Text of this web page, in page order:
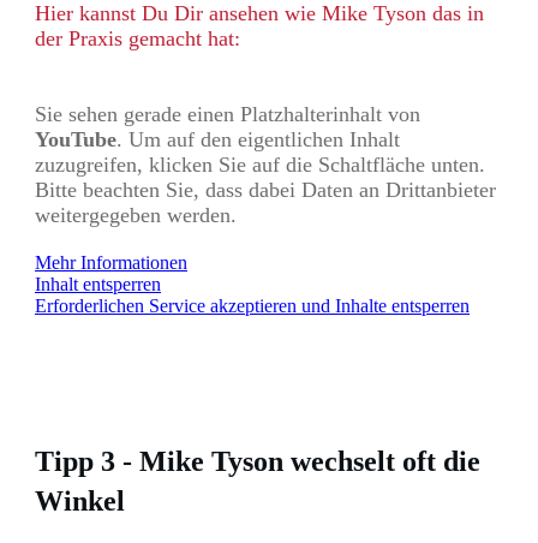
Hier kannst Du Dir ansehen wie Mike Tyson das in
der Praxis gemacht hat:
Sie sehen gerade einen Platzhalterinhalt von
YouTube. Um auf den eigentlichen Inhalt
zuzugreifen, klicken Sie auf die Schaltfläche unten.
Bitte beachten Sie, dass dabei Daten an Drittanbieter
weitergegeben werden.
Mehr Informationen
Inhalt entsperren
Erforderlichen Service akzeptieren und Inhalte entsperren
Tipp 3 - Mike Tyson wechselt oft die
Winkel